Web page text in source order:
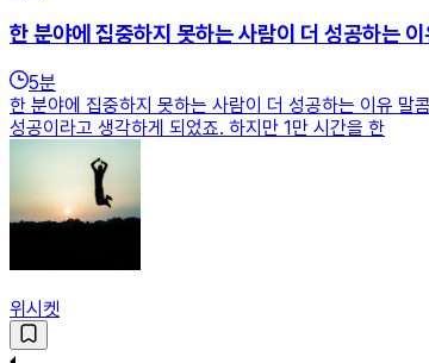
한 분야에 집중하지 못하는 사람이 더 성공하는
5분
한 분야에 집중하지 못하는 사람이 더 성공하는 이유
성공이라고 생각하게 되었죠. 하지만 1만 시간을 한
위시켓